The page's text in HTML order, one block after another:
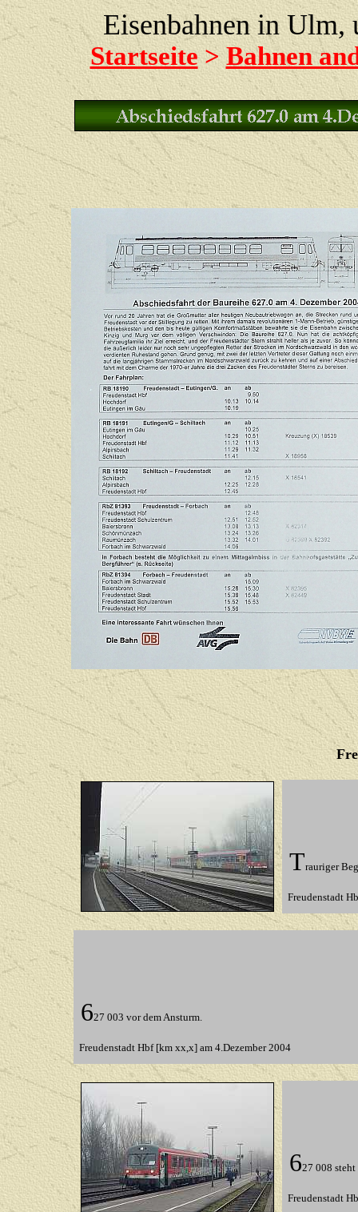
Eisenbahnen in
Startseite>Bahnen
Trauriger
Freudenstadt
627 003 vor dem Ansturm.
Freudenstadt Hbf [km xx,x] am 4.Dezember 2004
627 008
Freudenstadt